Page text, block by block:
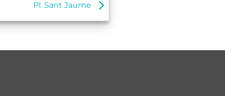
Pl. Sant Jaume